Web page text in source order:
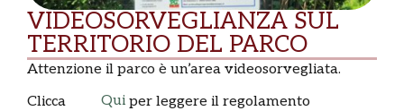
VIDEOSORVEGLIANZA SUL
TERRITORIO DEL PARCO
Attenzione il parco è un’area videosorvegliata.
Clicca
Qui per leggere il regolamento